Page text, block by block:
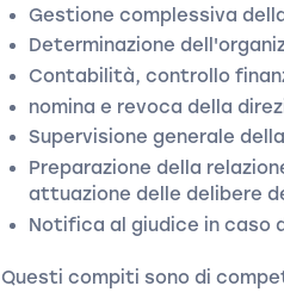
Gestione complessiva
Determinazione
Contabilità, controllo
nomina e revoca della
Supervisione generale
Preparazione della
attuazione delle delibere
Notifica al giudice in caso
Questi compiti sono di